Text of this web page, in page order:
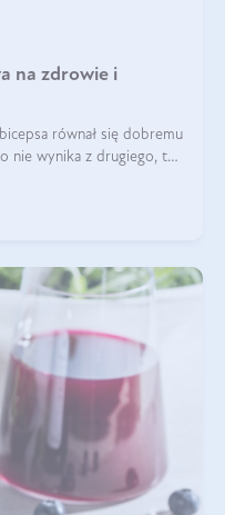
na zdrowie i
równał się dobremu
nie wynika z drugiego, to